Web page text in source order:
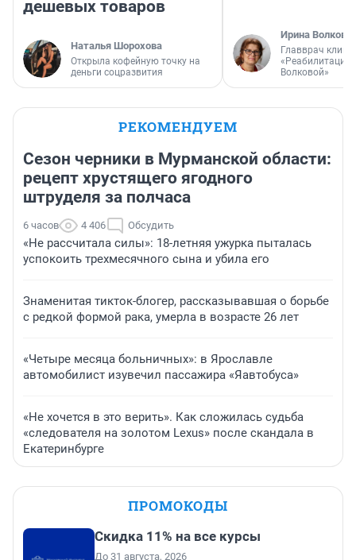
дешевых товаров
Наталья Шорохова
Открыла кофейную точку на
деньги соцразвития
Ирина Волкова
Главврач
«Реабилитация
Волковой»
РЕКОМЕНДУЕМ
Сезон черники в Мурманской области:
рецепт хрустящего ягодного
штруделя за полчаса
6 часов 4 406 Обсудить
«Не рассчитала силы»: 18-летняя ужурка пыталась
успокоить трехмесячного сына и убила его
Знаменитая тикток-блогер, рассказывавшая о борьбе
с редкой формой рака, умерла в возрасте 26 лет
«Четыре месяца больничных»: в Ярославле
автомобилист изувечил пассажира «Яавтобуса»
«Не хочется в это верить». Как сложилась судьба
«следователя на золотом Lexus» после скандала в
Екатеринбурге
ПРОМОКОДЫ
Скидка 11% на все курсы
До 31 августа, 2026